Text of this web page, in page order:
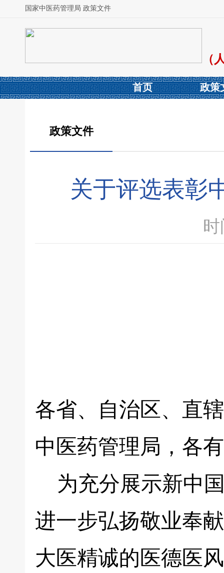
国家中医药管理局 政策文件
（
首页 政策
政策文件
关于评选表彰
各省、自治区、直
中医药管理局，各
为充分展示新中
进一步弘扬敬业奉
大医精诚的医德医